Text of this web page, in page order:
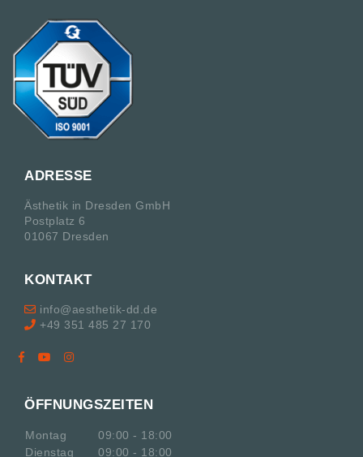
ADRESSE
Ästhetik in Dresden GmbH
Postplatz 6
01067 Dresden
KONTAKT
info@aesthetik-dd.de
+49 351 485 27 170
ÖFFNUNGSZEITEN
Montag
09:00 - 18:00
Dienstag
09:00 - 18:00